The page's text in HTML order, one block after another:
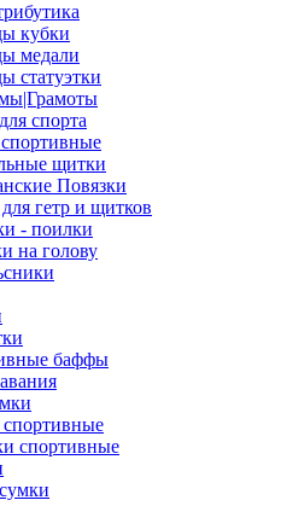
кубки
медали
статуэтки
спорта
щитки
Повязки
гетр и щитков
- поилки
на голову
баффы
спортивные